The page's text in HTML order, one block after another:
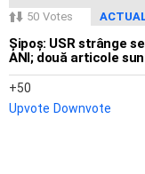
50 Votes
Șipoș: USR strânge
ANI; două articole
50
Upvote Downvote